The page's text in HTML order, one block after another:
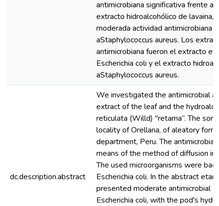
antimicrobiana significativa frente a
extracto hidroalcohólico de
moderada actividad antimicrobiana
aStaphylococcus aureus. Los
antimicrobiana fueron el extracto
Escherichia coli y el extracto
aStaphylococcus aureus.
dc.description.abstract
We investigated the antimicrobial
extract of the leaf and the
reticulata (Willd) "retama”. The
locality of Orellana, of aleatory
department, Peru. The
means of the method of diffusion in
The used microorganisms were
Escherichia coli. In the abstract
presented moderate antimicrobial
Escherichia coli, with the pod's